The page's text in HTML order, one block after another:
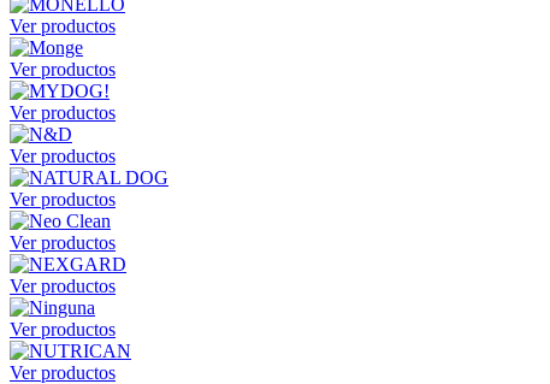
Ver productos
Ver productos
Ver productos
Ver productos
Ver productos
Ver productos
Ver productos
Ver productos
Ver productos